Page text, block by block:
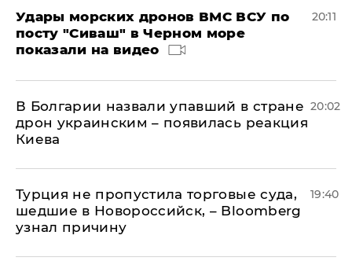
Удары морских дронов ВМС ВСУ по
посту "Сиваш" в Черном море
показали на видео
20:11
В Болгарии назвали упавший в стране
дрон украинским – появилась реакция
Киева
20:02
Турция не пропустила торговые суда,
шедшие в Новороссийск, – Bloomberg
узнал причину
19:40